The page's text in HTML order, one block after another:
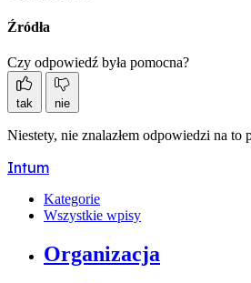
Źródła
Czy odpowiedź była pomocna?
tak nie
Niestety, nie znalazłem odpowiedzi na to
Intum
Kategorie
Wszystkie wpisy
Organizacja